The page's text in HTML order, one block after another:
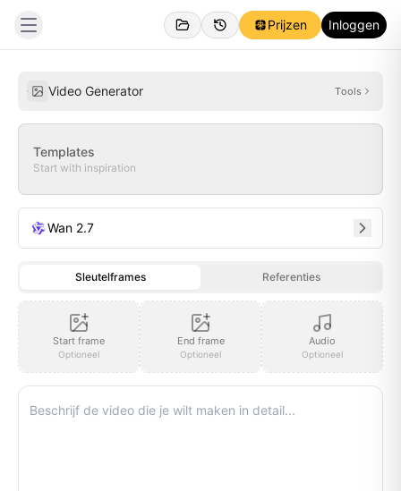
Prijzen Inloggen
Video Generator Tools
Templates
Start with inspiration
Wan 2.7
Sleutelframes Referenties
Start frame
Optioneel
End frame
Optioneel
Audio
Optioneel